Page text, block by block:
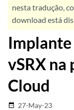
nesta tradução,
download está
vSRX
Cloud
date_range 27-May-23